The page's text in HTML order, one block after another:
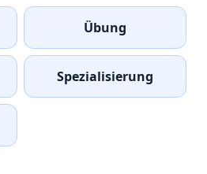
Übung
Spezialisierung